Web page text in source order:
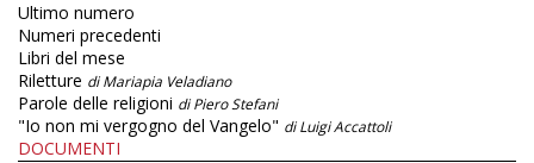
Ultimo numero
Numeri precedenti
Libri del mese
Riletture di Mariapia Veladiano
Parole delle religioni di Piero Stefani
"Io non mi vergogno del Vangelo" di Luigi Accattoli
DOCUMENTI